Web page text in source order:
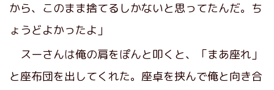
から、このまま捨てるしかないと思ってたんだ。ち
ょうどよかったよ」
スーさんは俺の肩をぽんと叩くと、「まあ座れ」
と座布団を出してくれた。座卓を挟んで俺と向き合